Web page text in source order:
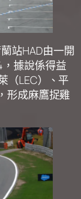
站HAD由一開
據說係得益
（LEC）、平
形成麻鷹捉雞